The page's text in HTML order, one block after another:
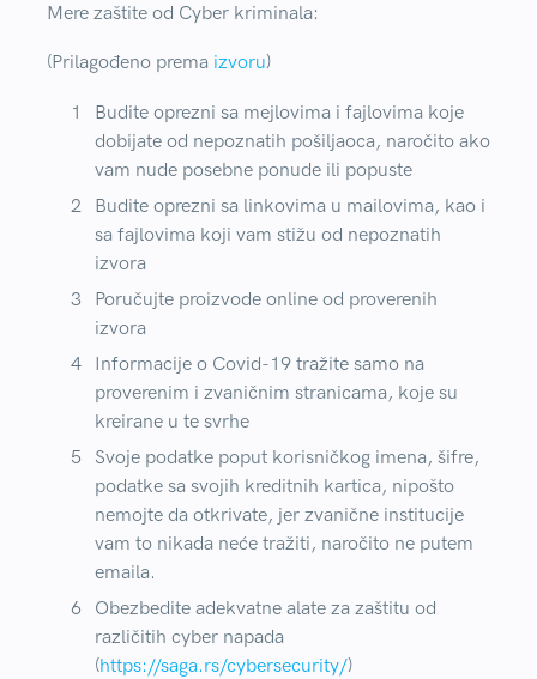
Mere zaštite od Cyber kriminala:
(Prilagođeno prema izvoru)
Budite oprezni sa mejlovima i fajlovima koje
dobijate od nepoznatih pošiljaoca, naročito ako
vam nude posebne ponude ili popuste
Budite oprezni sa linkovima u mailovima, kao i
sa fajlovima koji vam stižu od nepoznatih
izvora
Poručujte proizvode online od proverenih
izvora
Informacije o Covid-19 tražite samo na
proverenim i zvaničnim stranicama, koje su
kreirane u te svrhe
Svoje podatke poput korisničkog imena, šifre,
podatke sa svojih kreditnih kartica, nipošto
nemojte da otkrivate, jer zvanične institucije
vam to nikada neće tražiti, naročito ne putem
emaila.
Obezbedite adekvatne alate za zaštitu od
različitih cyber napada
(https://saga.rs/cybersecurity/)